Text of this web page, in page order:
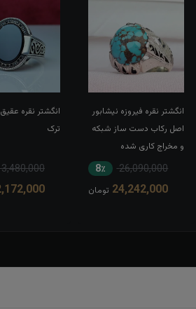
انگشتر نقره فیروزه نیشابور
اصل رکاب دست ساز شبکه
و مخراج کاری شده
26,090,000 8٪
24,242,000 تومان
انگشتر نقره
ترک